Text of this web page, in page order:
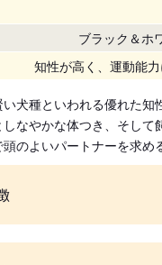
ブラック＆ホ
知性が高く、運動能
犬種といわれる優れた
なやかな体つき、そし
のよいパートナーを求め